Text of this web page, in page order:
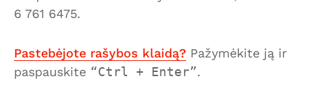
6 761 6475.
Pastebėjote rašybos klaidą? Pažymėkite ją ir
paspauskite
Ctrl + Enter .